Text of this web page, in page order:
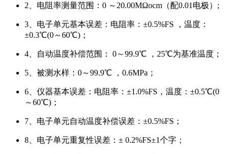
2、电阻率测量范围：0 ～20.00MΩocm（配0.01电极）;
3、电子单元基本误差：电阻率：±0.5%FS ，温度：
±0.3℃(0～60℃)；
4、自动温度补偿范围： 0～99.9℃ ，25℃为基准温度；
5、被测水样：0～99.9℃ ，0.6MPa；
6、仪器基本误差：电阻率：±1.0%FS，温度：±0.5℃(0
～60℃)；
7、电子单元自动温度补偿误差：±0.5%FS；
8、电子单元重复性误差：± 0.2%FS±1个字；